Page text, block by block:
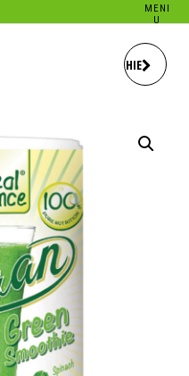
MENI
U
VEGAN - PROTEIN SMOOTHIE
ENERGIZARE